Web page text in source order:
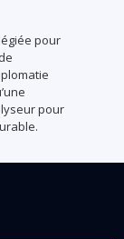
pour
pour